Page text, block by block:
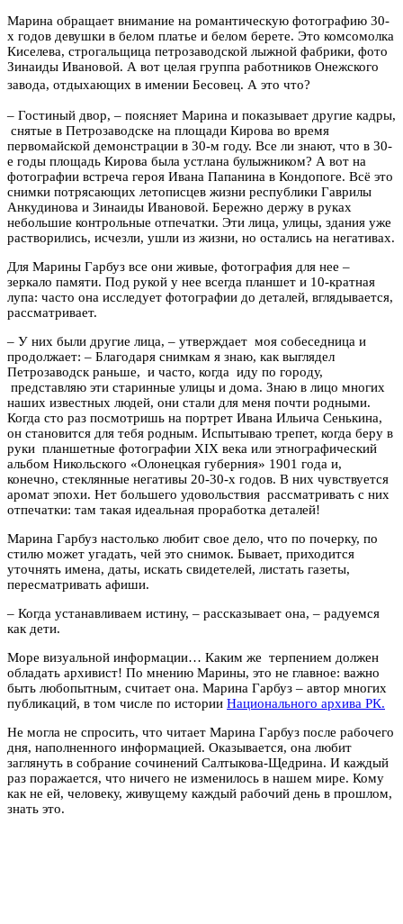
Марина обращает внимание на романтическую фотографию 30-
х годов девушки в белом платье и белом берете. Это комсомолка
Киселева, строгальщица петрозаводской лыжной фабрики, фото
Зинаиды Ивановой. А вот целая группа работников Онежского
завода, отдыхающих в имении Бесовец. А это что?
– Гостиный двор, – поясняет Марина и показывает другие кадры,
снятые в Петрозаводске на площади Кирова во время
первомайской демонстрации в 30-м году. Все ли знают, что в 30-
е годы площадь Кирова была устлана булыжником? А вот на
фотографии встреча героя Ивана Папанина в Кондопоге. Всё это
снимки потрясающих летописцев жизни республики Гаврилы
Анкудинова и Зинаиды Ивановой. Бережно держу в руках
небольшие контрольные отпечатки. Эти лица, улицы, здания уже
растворились, исчезли, ушли из жизни, но остались на негативах.
Для Марины Гарбуз все они живые, фотография для нее –
зеркало памяти. Под рукой у нее всегда планшет и 10-кратная
лупа: часто она исследует фотографии до деталей, вглядывается,
рассматривает.
– У них были другие лица, – утверждает моя собеседница и
продолжает: – Благодаря снимкам я знаю, как выглядел
Петрозаводск раньше, и часто, когда иду по городу,
представляю эти старинные улицы и дома. Знаю в лицо многих
наших известных людей, они стали для меня почти родными.
Когда сто раз посмотришь на портрет Ивана Ильича Сенькина,
он становится для тебя родным. Испытываю трепет, когда беру в
руки планшетные фотографии XIX века или этнографический
альбом Никольского «Олонецкая губерния» 1901 года и,
конечно, стеклянные негативы 20-30-х годов. В них чувствуется
аромат эпохи. Нет большего удовольствия рассматривать с них
отпечатки: там такая идеальная проработка деталей!
Марина Гарбуз настолько любит свое дело, что по почерку, по
стилю может угадать, чей это снимок. Бывает, приходится
уточнять имена, даты, искать свидетелей, листать газеты,
пересматривать афиши.
– Когда устанавливаем истину, – рассказывает она, – радуемся
как дети.
Море визуальной информации… Каким же терпением должен
обладать архивист! По мнению Марины, это не главное: важно
быть любопытным, считает она. Марина Гарбуз – автор многих
публикаций, в том числе по истории Национального архива РК.
Не могла не спросить, что читает Марина Гарбуз после рабочего
дня, наполненного информацией. Оказывается, она любит
заглянуть в собрание сочинений Салтыкова-Щедрина. И каждый
раз поражается, что ничего не изменилось в нашем мире. Кому
как не ей, человеку, живущему каждый рабочий день в прошлом,
знать это.